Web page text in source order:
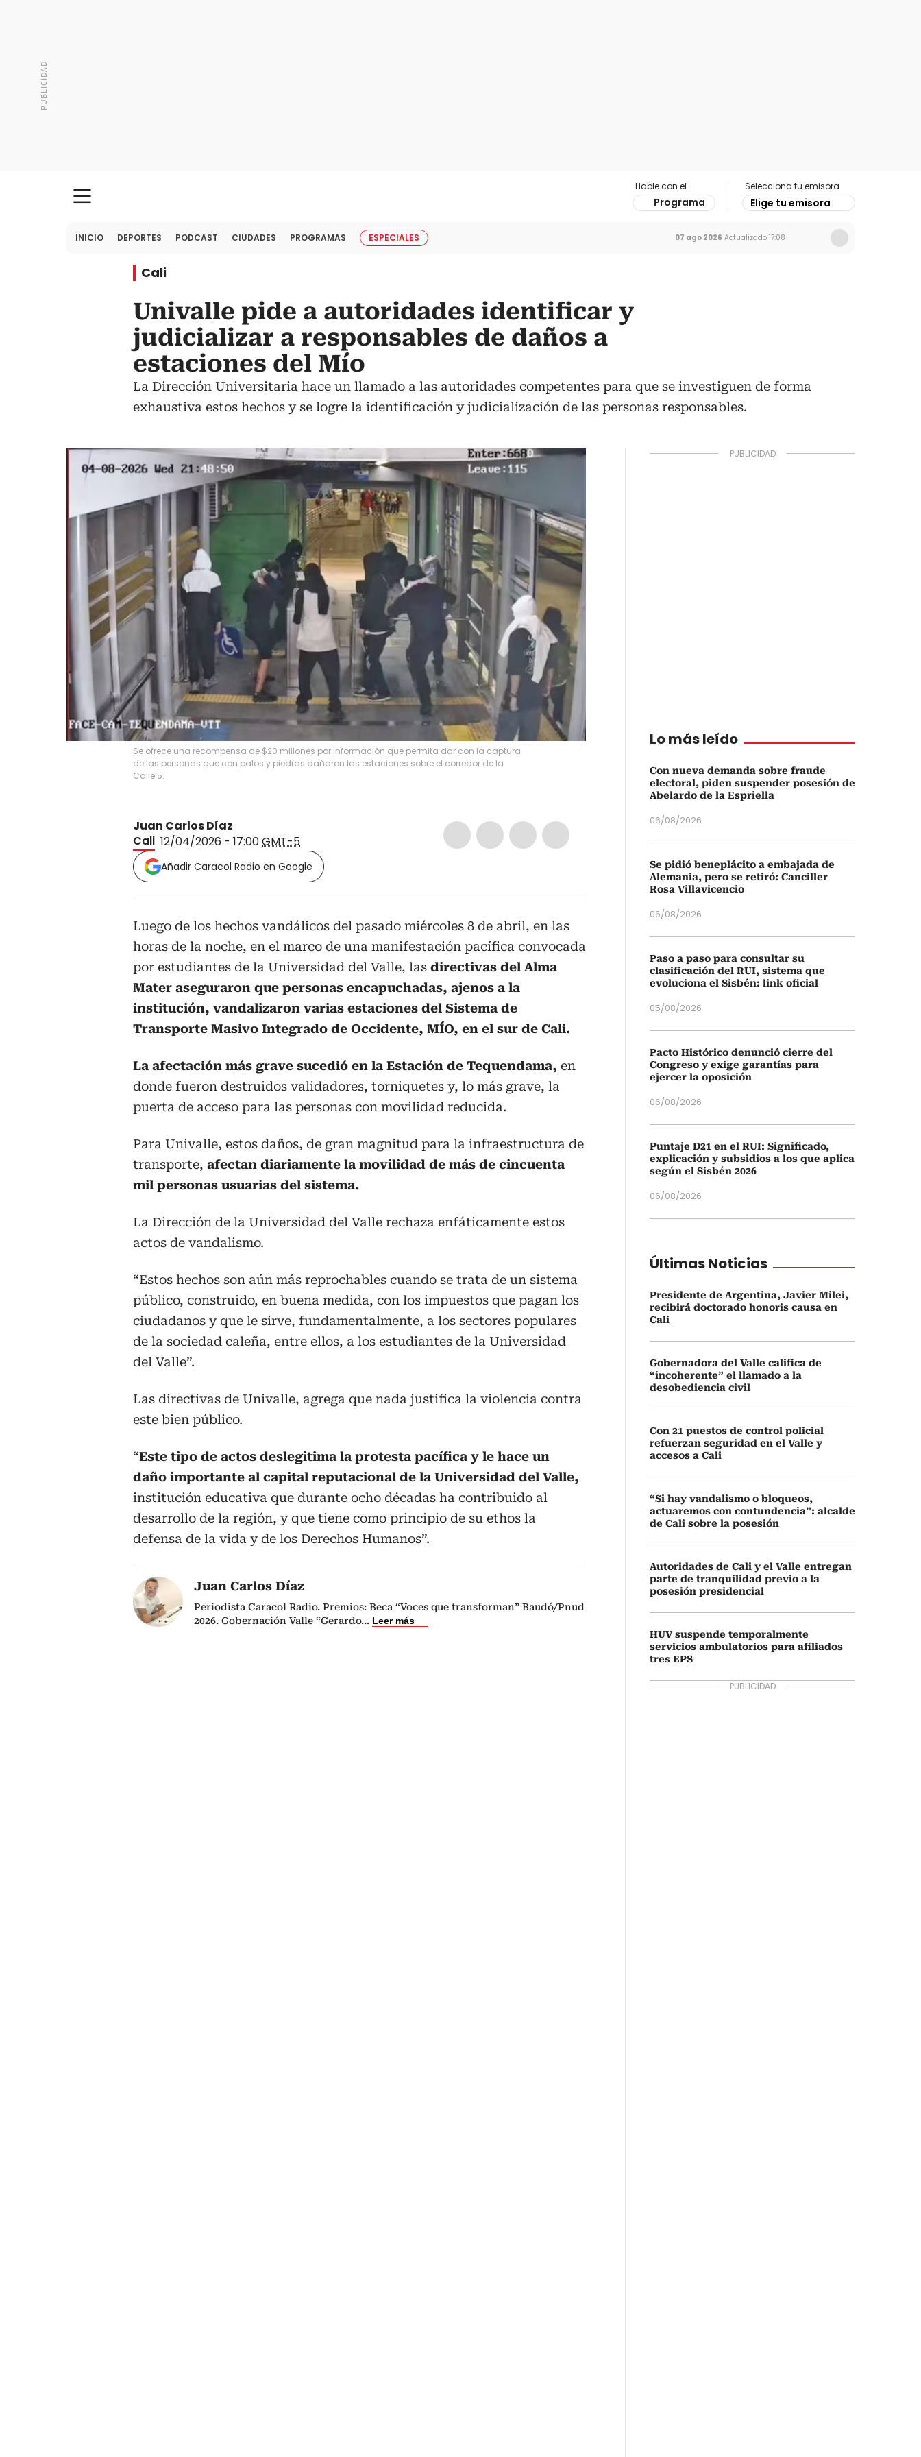
Hable con el
Programa
Selecciona tu emisora
Elige tu emisora
INICIO DEPORTES PODCAST CIUDADES PROGRAMAS ESPECIALES 07 ago 2026 Actualizado 17:08
Cali
Univalle pide a autoridades identificar y
judicializar a responsables de daños a
estaciones del Mío
La Dirección Universitaria hace un llamado a las autoridades competentes para que se investiguen de forma
exhaustiva estos hechos y se logre la identificación y judicialización de las personas responsables.
Se ofrece una recompensa de $20 millones por información que permita dar con la captura
de las personas que con palos y piedras dañaron las estaciones sobre el corredor de la
Calle 5.
Juan Carlos Díaz
Cali 12/04/2026 - 17:00GMT-5
Añadir Caracol Radio en Google
Luego de los hechos vandálicos del pasado miércoles 8 de abril, en las
horas de la noche, en el marco de una manifestación pacífica convocada
por estudiantes de la Universidad del Valle, las directivas del Alma
Mater aseguraron que personas encapuchadas, ajenos a la
institución, vandalizaron varias estaciones del Sistema de
Transporte Masivo Integrado de Occidente, MÍO, en el sur de Cali.
La afectación más grave sucedió en la Estación de Tequendama, en
donde fueron destruidos validadores, torniquetes y, lo más grave, la
puerta de acceso para las personas con movilidad reducida.
Para Univalle, estos daños, de gran magnitud para la infraestructura de
transporte, afectan diariamente la movilidad de más de cincuenta
mil personas usuarias del sistema.
La Dirección de la Universidad del Valle rechaza enfáticamente estos
actos de vandalismo.
“Estos hechos son aún más reprochables cuando se trata de un sistema
público, construido, en buena medida, con los impuestos que pagan los
ciudadanos y que le sirve, fundamentalmente, a los sectores populares
de la sociedad caleña, entre ellos, a los estudiantes de la Universidad
del Valle”.
Las directivas de Univalle, agrega que nada justifica la violencia contra
este bien público.
“Este tipo de actos deslegitima la protesta pacífica y le hace un
daño importante al capital reputacional de la Universidad del Valle,
institución educativa que durante ocho décadas ha contribuido al
desarrollo de la región, y que tiene como principio de su ethos la
defensa de la vida y de los Derechos Humanos”.
Juan Carlos Díaz
Periodista Caracol Radio. Premios: Beca “Voces que transforman” Baudó/Pnud
2026. Gobernación Valle “Gerardo... Leer más
Lo más leído
Con nueva demanda sobre fraude
electoral, piden suspender posesión de
Abelardo de la Espriella
06/08/2026
Se pidió beneplácito a embajada de
Alemania, pero se retiró: Canciller
Rosa Villavicencio
06/08/2026
Paso a paso para consultar su
clasificación del RUI, sistema que
evoluciona el Sisbén: link oficial
05/08/2026
Pacto Histórico denunció cierre del
Congreso y exige garantías para
ejercer la oposición
06/08/2026
Puntaje D21 en el RUI: Significado,
explicación y subsidios a los que aplica
según el Sisbén 2026
06/08/2026
Últimas Noticias
Presidente de Argentina, Javier Milei,
recibirá doctorado honoris causa en
Cali
Gobernadora del Valle califica de
“incoherente” el llamado a la
desobediencia civil
Con 21 puestos de control policial
refuerzan seguridad en el Valle y
accesos a Cali
“Si hay vandalismo o bloqueos,
actuaremos con contundencia”: alcalde
de Cali sobre la posesión
Autoridades de Cali y el Valle entregan
parte de tranquilidad previo a la
posesión presidencial
HUV suspende temporalmente
servicios ambulatorios para afiliados
tres EPS